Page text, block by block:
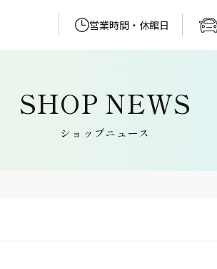
営業時間・休館日
ショップニュース